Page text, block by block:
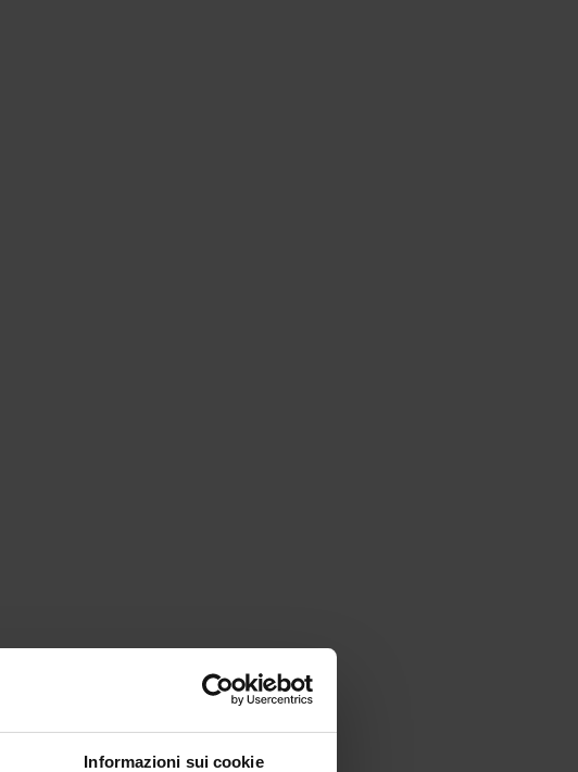
Informazioni sui cookie